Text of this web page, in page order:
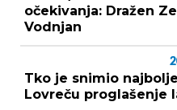
očekivanja: Dražen
Vodnjan
Tko je snimio
Lovreču proglašenje